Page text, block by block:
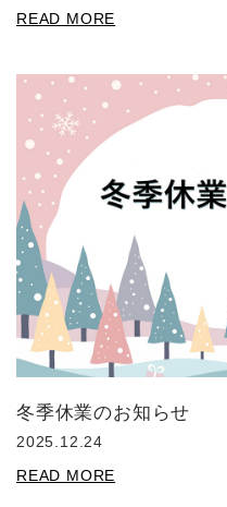
READ MORE
冬季休業のお知らせ
2025.12.24
READ MORE